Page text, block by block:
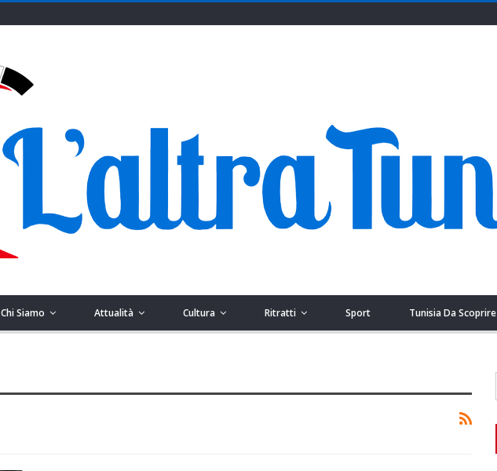
Chi Siamo Attualità Cultura Ritratti Sport Tunisia Da Scoprire